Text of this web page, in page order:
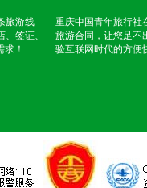
旅游线
签证、
！
重庆中国青年旅行社
旅游合同，让您足不
验互联网时代的方便